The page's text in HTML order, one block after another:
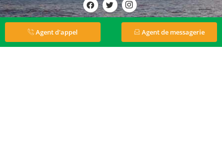
Agent d'appel Agent de messagerie